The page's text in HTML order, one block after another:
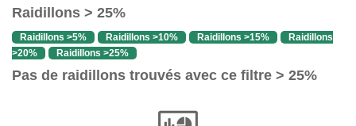
Raidillons > 25%
Raidillons >5% Raidillons >10% Raidillons >15%
Raidillons
>20%
Raidillons >25%
Pas de raidillons trouvés avec ce filtre > 25%